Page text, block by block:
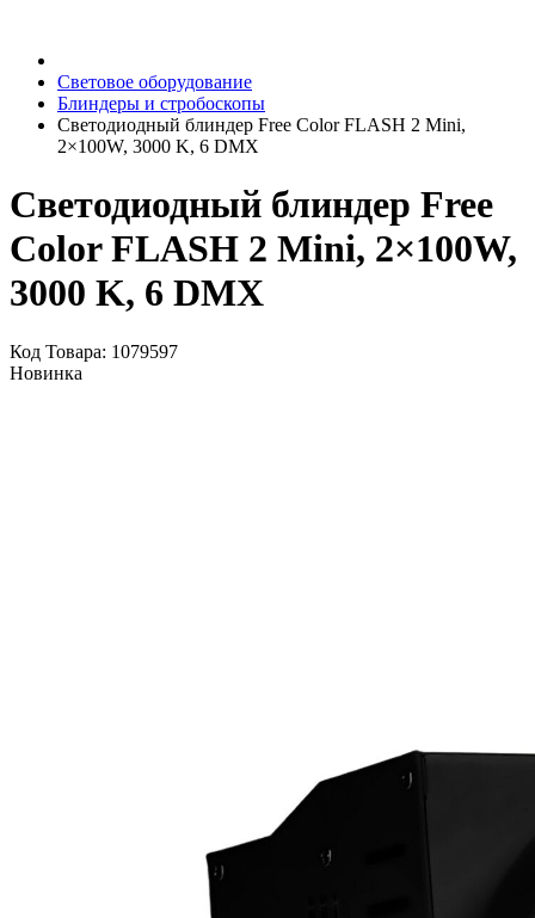
Световое оборудование
Блиндеры и стробоскопы
Светодиодный блиндер Free Color FLASH 2 Mini,
2×100W, 3000 K, 6 DMX
Светодиодный блиндер Free
Color FLASH 2 Mini, 2×100W,
3000 K, 6 DMX
Код Товара: 1079597
Новинка